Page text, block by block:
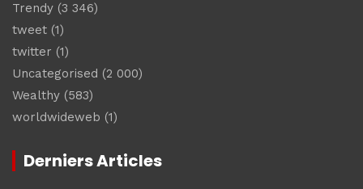
Trendy (3 346)
tweet (1)
twitter (1)
Uncategorised (2 000)
Wealthy (583)
worldwideweb (1)
Derniers Articles